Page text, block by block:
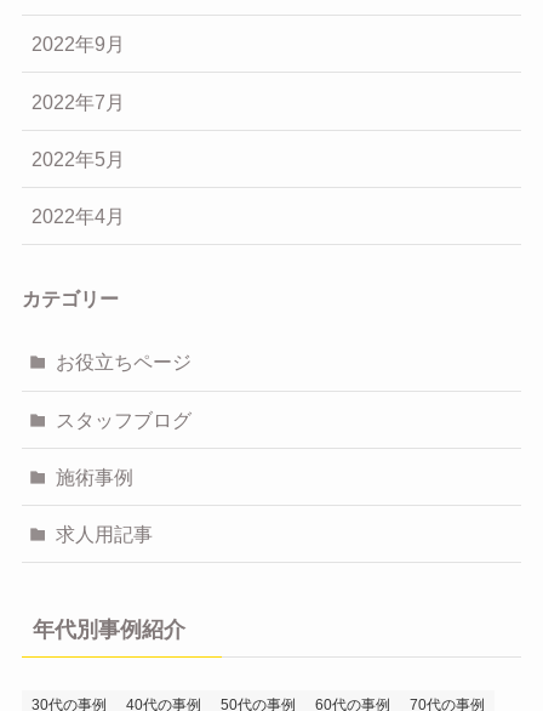
2022年9月
2022年7月
2022年5月
2022年4月
カテゴリー
お役立ちページ
スタッフブログ
施術事例
求人用記事
年代別事例紹介
30代の事例 40代の事例 50代の事例 60代の事例 70代の事例